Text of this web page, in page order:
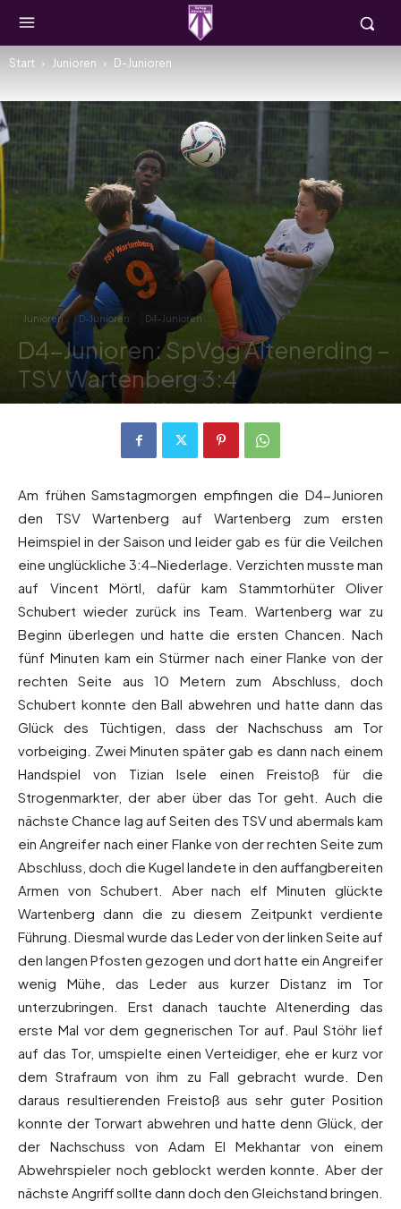
Start Junioren D-Junioren
Junioren D-Junioren D4-Junioren
D4-Junioren: SpVgg Altenerding –
TSV Wartenberg 3:4
Von Andreas Heilmaier - 2. Oktober 2023 209 0
Am frühen Samstagmorgen empfingen die D4-Junioren
den TSV Wartenberg auf Wartenberg zum ersten
Heimspiel in der Saison und leider gab es für die Veilchen
eine unglückliche 3:4-Niederlage. Verzichten musste man
auf Vincent Mörtl, dafür kam Stammtorhüter Oliver
Schubert wieder zurück ins Team. Wartenberg war zu
Beginn überlegen und hatte die ersten Chancen. Nach
fünf Minuten kam ein Stürmer nach einer Flanke von der
rechten Seite aus 10 Metern zum Abschluss, doch
Schubert konnte den Ball abwehren und hatte dann das
Glück des Tüchtigen, dass der Nachschuss am Tor
vorbeiging. Zwei Minuten später gab es dann nach einem
Handspiel von Tizian Isele einen Freistoß für die
Strogenmarkter, der aber über das Tor geht. Auch die
nächste Chance lag auf Seiten des TSV und abermals kam
ein Angreifer nach einer Flanke von der rechten Seite zum
Abschluss, doch die Kugel landete in den auffangbereiten
Armen von Schubert. Aber nach elf Minuten glückte
Wartenberg dann die zu diesem Zeitpunkt verdiente
Führung. Diesmal wurde das Leder von der linken Seite auf
den langen Pfosten gezogen und dort hatte ein Angreifer
wenig Mühe, das Leder aus kurzer Distanz im Tor
unterzubringen. Erst danach tauchte Altenerding das
erste Mal vor dem gegnerischen Tor auf. Paul Stöhr lief
auf das Tor, umspielte einen Verteidiger, ehe er kurz vor
dem Strafraum von ihm zu Fall gebracht wurde. Den
daraus resultierenden Freistoß aus sehr guter Position
konnte der Torwart abwehren und hatte denn Glück, der
der Nachschuss von Adam El Mekhantar von einem
Abwehrspieler noch geblockt werden konnte. Aber der
nächste Angriff sollte dann doch den Gleichstand bringen.